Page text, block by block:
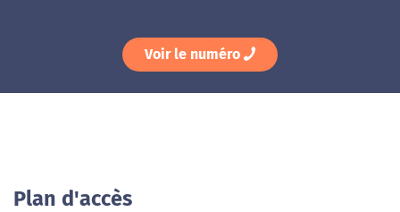
Voir le numéro
Plan d'accès